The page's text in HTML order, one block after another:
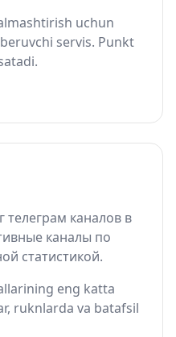
uchun
servis. Punkt
каналов в
каналы по
статистикой.
eng katta
ruknlarda va batafsil